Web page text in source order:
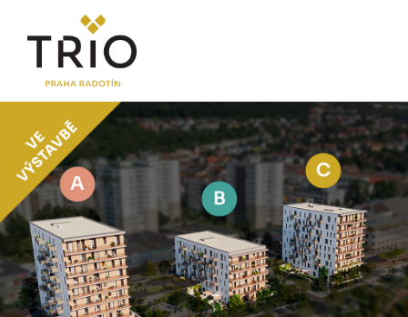
O PROJEKTU
Proč TRIO Radotín
FAQ sekce
Novinky
Postup koupě a financování
LOKALITA